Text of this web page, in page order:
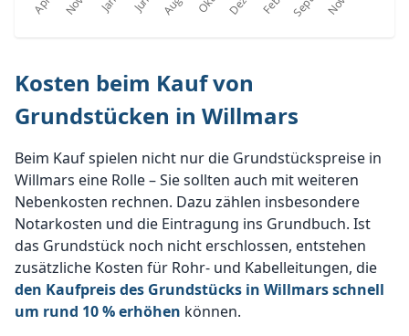
Kosten beim Kauf von
Grundstücken in Willmars
Beim Kauf spielen nicht nur die Grundstückspreise in
Willmars eine Rolle – Sie sollten auch mit weiteren
Nebenkosten rechnen. Dazu zählen insbesondere
Notarkosten und die Eintragung ins Grundbuch. Ist
das Grundstück noch nicht erschlossen, entstehen
zusätzliche Kosten für Rohr- und Kabelleitungen, die
den Kaufpreis des Grundstücks in Willmars schnell
um rund 10 % erhöhen können.